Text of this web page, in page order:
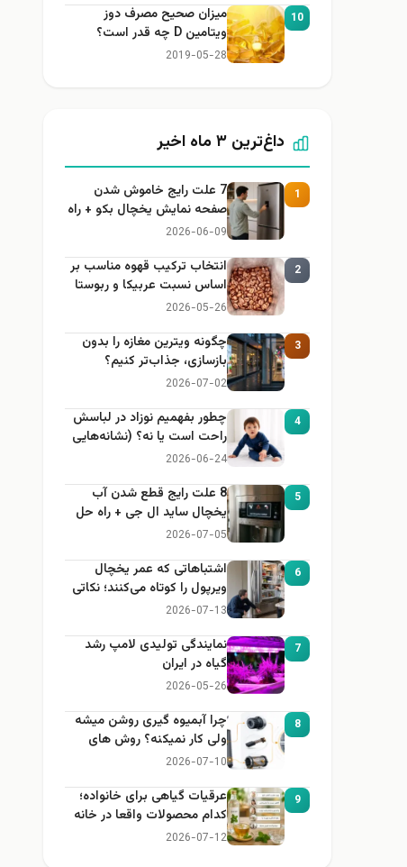
10
میزان صحیح مصرف دوز
ویتامین D چه قدر است؟
2019-05-28
داغ‌ترین ۳ ماه اخیر
1
7 علت رایج خاموش شدن
صفحه نمایش یخچال بکو + راه
حل
2026-06-09
2
انتخاب ترکیب قهوه مناسب بر
اساس نسبت عربیکا و ربوستا
2026-05-26
3
چگونه ویترین مغازه را بدون
بازسازی، جذاب‌تر کنیم؟
2026-07-02
4
چطور بفهمیم نوزاد در لباسش
راحت است یا نه؟ (نشانه‌هایی
که هر مادر باید بداند)
2026-06-24
5
8 علت رایج قطع شدن آب
یخچال ساید ال جی + راه حل
2026-07-05
6
اشتباهاتی که عمر یخچال
ویرپول را کوتاه می‌کنند؛ نکاتی
که باید بدانید
2026-07-13
7
نمایندگی تولیدی لامپ رشد
گیاه در ایران
2026-05-26
8
چرا آبمیوه گیری روشن میشه
ولی کار نمیکنه؟ روش های
عیب یابی
2026-07-10
9
عرقیات گیاهی برای خانواده؛
کدام محصولات واقعا در خانه
کاربرد دارند؟
2026-07-12